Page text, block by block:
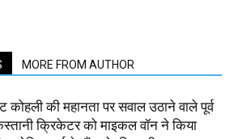
MORE FROM AUTHOR
कोहली की महानता पर सवाल उठाने वाले पूर्व
क्रिकेटर को माइकल वॉन ने किया